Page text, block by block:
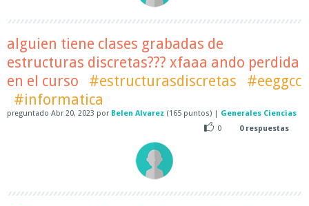
alguien tiene clases grabadas de
estructuras discretas??? xfaaa ando perdida
en el curso
#estructurasdiscretas
#eeggcc
#informatica
preguntado Abr 20, 2023 por Belen Alvarez (165 puntos) | Generales Ciencias
0
0respuestas